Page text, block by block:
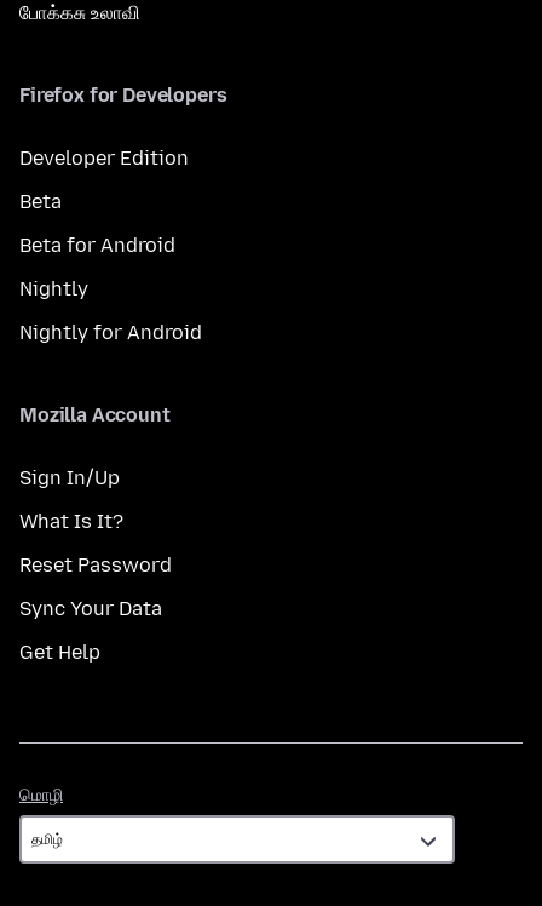
போக்கசு உலாவி
Firefox for Developers
Developer Edition
Beta
Beta for Android
Nightly
Nightly for Android
Mozilla Account
Sign In/Up
What Is It?
Reset Password
Sync Your Data
Get Help
மொழி